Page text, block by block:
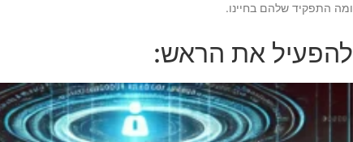
ומה התפקיד שלהם בחיינו.
להפעיל את הראש: